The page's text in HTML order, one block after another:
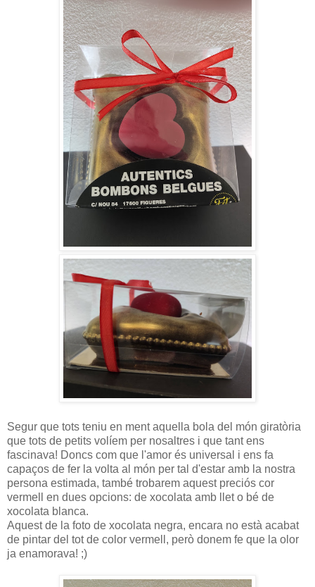
Segur que tots teniu en ment aquella bola del món giratòria
que tots de petits volíem per nosaltres i que tant ens
fascinava! Doncs com que l'amor és universal i ens fa
capaços de fer la volta al món per tal d'estar amb la nostra
persona estimada, també trobarem aquest preciós cor
vermell en dues opcions: de xocolata amb llet o bé de
xocolata blanca.
Aquest de la foto de xocolata negra, encara no està acabat
de pintar del tot de color vermell, però donem fe que la olor
ja enamorava! ;)